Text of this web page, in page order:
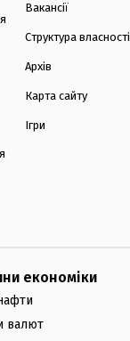
Вакансії
Структура власності
Архів
Карта сайту
Ігри
економіки
валют